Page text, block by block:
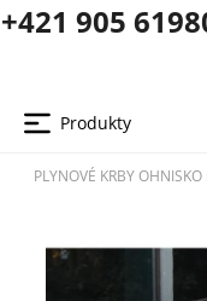
+421 905
Produkty
PLYNOVÉ KRBY